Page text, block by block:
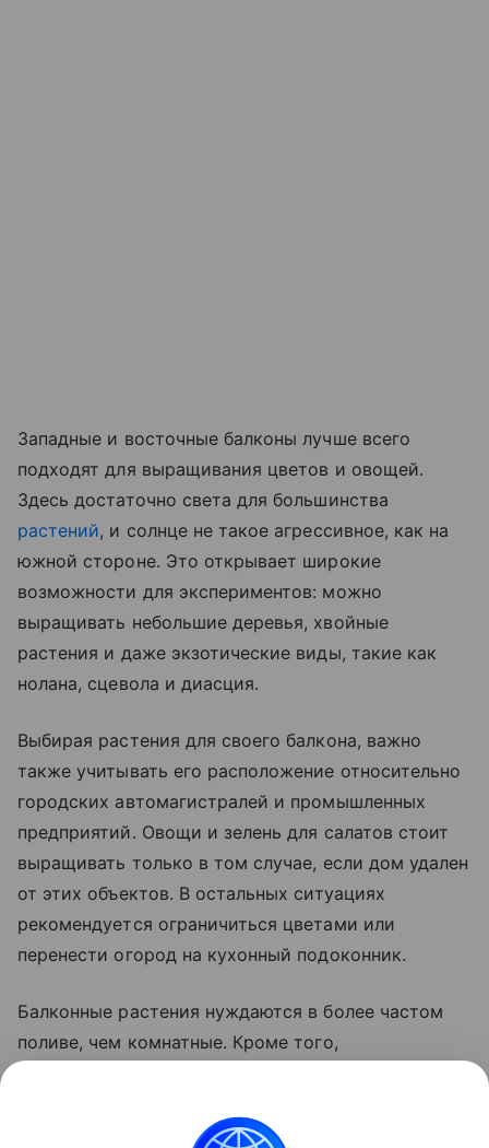
Западные и восточные балконы лучше всего
подходят для выращивания цветов и овощей.
Здесь достаточно света для большинства
растений, и солнце не такое агрессивное, как на
южной стороне. Это открывает широкие
возможности для экспериментов: можно
выращивать небольшие деревья, хвойные
растения и даже экзотические виды, такие как
нолана, сцевола и диасция.
Выбирая растения для своего балкона, важно
также учитывать его расположение относительно
городских автомагистралей и промышленных
предприятий. Овощи и зелень для салатов стоит
выращивать только в том случае, если дом удален
от этих объектов. В остальных ситуациях
рекомендуется ограничиться цветами или
перенести огород на кухонный подоконник.
Балконные растения нуждаются в более частом
поливе, чем комнатные. Кроме того,
чтобы компенсировать нехватку питательных